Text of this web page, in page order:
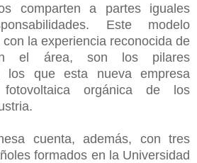
comparten a partes iguales
Este modelo
la experiencia reconocida de
el área, son los pilares
los que esta nueva empresa
orgánica de los
cuenta, además, con tres
formados en la Universidad